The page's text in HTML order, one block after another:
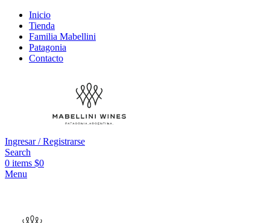
Inicio
Tienda
Familia Mabellini
Patagonia
Contacto
Ingresar / Registrarse
Search
0 items $0
Menu